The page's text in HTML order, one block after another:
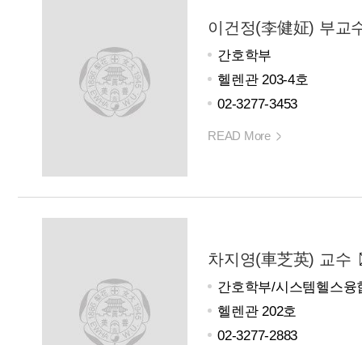
이건정(李健姃) 부교
간호학부
헬렌관 203-4호
02-3277-3453
READ More
차지영(車芝英) 교수
간호학부/시스템헬스융
헬렌관 202호
02-3277-2883